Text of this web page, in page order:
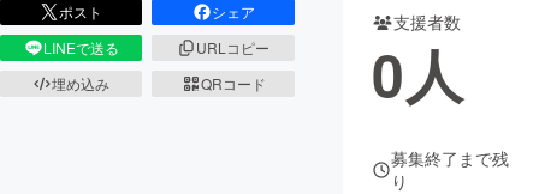
まちづくり・地域活性化
CAMPFIRE Creation
ポスト
シェア
LINEで送る
URLコピー
埋め込み
QRコード
支援者数
0人
募集終了まで残
り